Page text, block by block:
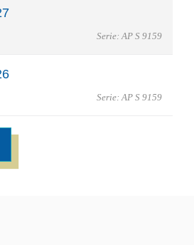
Serie: AP S 9159
Serie: AP S 9159